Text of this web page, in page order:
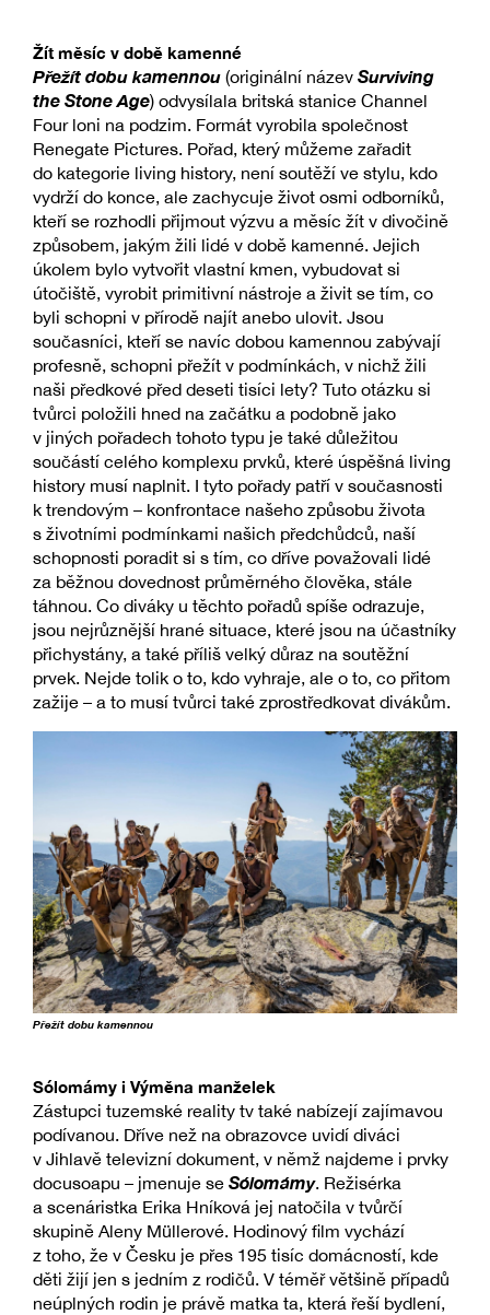
Žít měsíc v době kamenné
Přežít dobu kamennou (originální název Surviving
the Stone Age) odvysílala britská stanice Channel
Four loni na podzim. Formát vyrobila společnost
Renegate Pictures. Pořad, který můžeme zařadit
do kategorie living history, není soutěží ve stylu, kdo
vydrží do konce, ale zachycuje život osmi odborníků,
kteří se rozhodli přijmout výzvu a měsíc žít v divočině
způsobem, jakým žili lidé v době kamenné. Jejich
úkolem bylo vytvořit vlastní kmen, vybudovat si
útočiště, vyrobit primitivní nástroje a živit se tím, co
byli schopni v přírodě najít anebo ulovit. Jsou
současníci, kteří se navíc dobou kamennou zabývají
profesně, schopni přežít v podmínkách, v nichž žili
naši předkové před deseti tisíci lety? Tuto otázku si
tvůrci položili hned na začátku a podobně jako
v jiných pořadech tohoto typu je také důležitou
součástí celého komplexu prvků, které úspěšná living
history musí naplnit. I tyto pořady patří v současnosti
k trendovým – konfrontace našeho způsobu života
s životními podmínkami našich předchůdců, naší
schopnosti poradit si s tím, co dříve považovali lidé
za běžnou dovednost průměrného člověka, stále
táhnou. Co diváky u těchto pořadů spíše odrazuje,
jsou nejrůznější hrané situace, které jsou na účastníky
přichystány, a také příliš velký důraz na soutěžní
prvek. Nejde tolik o to, kdo vyhraje, ale o to, co přitom
zažije – a to musí tvůrci také zprostředkovat divákům.
Přežít dobu kamennou
Sólomámy i Výměna manželek
Zástupci tuzemské reality tv také nabízejí zajímavou
podívanou. Dříve než na obrazovce uvidí diváci
v Jihlavě televizní dokument, v němž najdeme i prvky
docusoapu – jmenuje se Sólomámy. Režisérka
a scenáristka Erika Hníková jej natočila v tvůrčí
skupině Aleny Müllerové. Hodinový film vychází
z toho, že v Česku je přes 195 tisíc domácností, kde
děti žijí jen s jedním z rodičů. V téměř většině případů
neúplných rodin je právě matka ta, která řeší bydlení,